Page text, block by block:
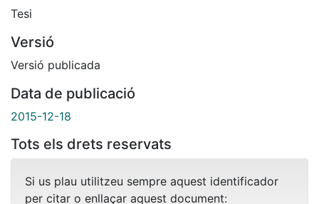
Tesi
Versió
Versió publicada
Data de publicació
2015-12-18
Tots els drets reservats
Si us plau utilitzeu sempre aquest identificador
per citar o enllaçar aquest document: